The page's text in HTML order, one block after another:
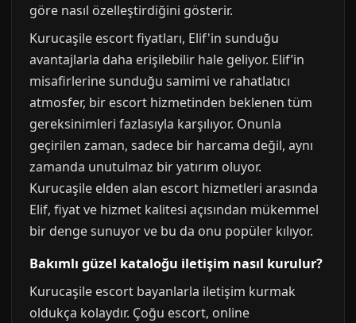
göre nasıl özelleştirdiğini gösterir.
Kurucaşile escort fiyatları, Elif'in sunduğu
avantajlarla daha erişilebilir hale geliyor. Elif’in
misafirlerine sunduğu samimi ve rahatlatıcı
atmosfer, bir escort hizmetinden beklenen tüm
gereksinimleri fazlasıyla karşılıyor. Onunla
geçirilen zaman, sadece bir harcama değil, aynı
zamanda unutulmaz bir yatırım oluyor.
Kurucaşile elden alan escort hizmetleri arasında
Elif, fiyat ve hizmet kalitesi açısından mükemmel
bir denge sunuyor ve bu da onu popüler kılıyor.
Bakımlı güzel kataloğu iletişim nasıl kurulur?
Kurucaşile escort bayanlarla iletişim kurmak
oldukça kolaydır. Çoğu escort, online